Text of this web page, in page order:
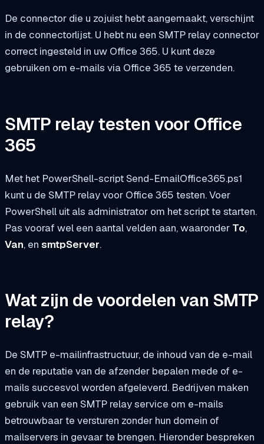
De connector die u zojuist hebt aangemaakt, verschijnt
in de connectorlijst. U hebt nu een SMTP relay connector
correct ingesteld in uw Office 365. U kunt deze
gebruiken om e-mails via Office 365 te verzenden.
SMTP relay testen voor Office
365
Met het PowerShell-script Send-EmailOffice365.ps1
kunt u de SMTP relay voor Office 365 testen. Voer
PowerShell uit als administrator om het script te starten.
Pas vooraf wel een aantal velden aan, waaronder To,
Van, en smtpServer.
Wat zijn de voordelen van SMTP
relay?
De SMTP e-mailinfrastructuur, de inhoud van de e-mail
en de reputatie van de afzender bepalen mede of e-
mails succesvol worden afgeleverd. Bedrijven maken
gebruik van een SMTP relay service om e-mails
betrouwbaar te versturen zonder hun domein of
mailservers in gevaar te brengen. Hieronder bespreken